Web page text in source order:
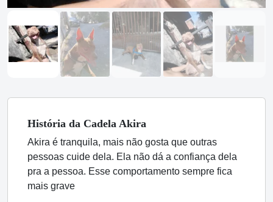
História da Cadela Akira
Akira é tranquila, mais não gosta que outras
pessoas cuide dela. Ela não dá a confiança dela
pra a pessoa. Esse comportamento sempre fica
mais grave